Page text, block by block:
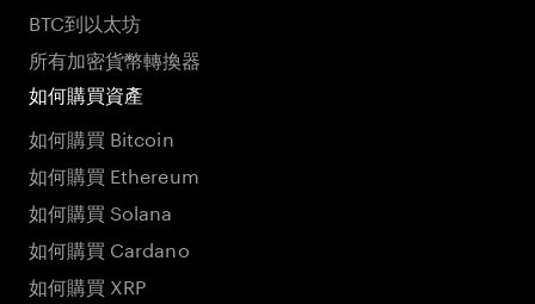
BTC到以太坊
所有加密貨幣轉換器
如何購買資產
如何購買 Bitcoin
如何購買 Ethereum
如何購買 Solana
如何購買 Cardano
如何購買 XRP